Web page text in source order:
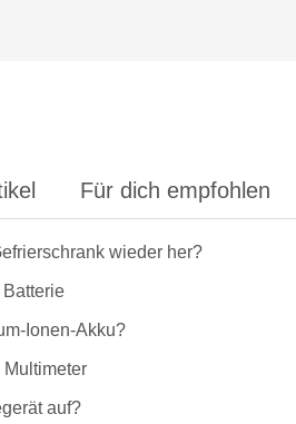
Für dich empfohlen
wieder her?
Ionen-Akku?
auf?